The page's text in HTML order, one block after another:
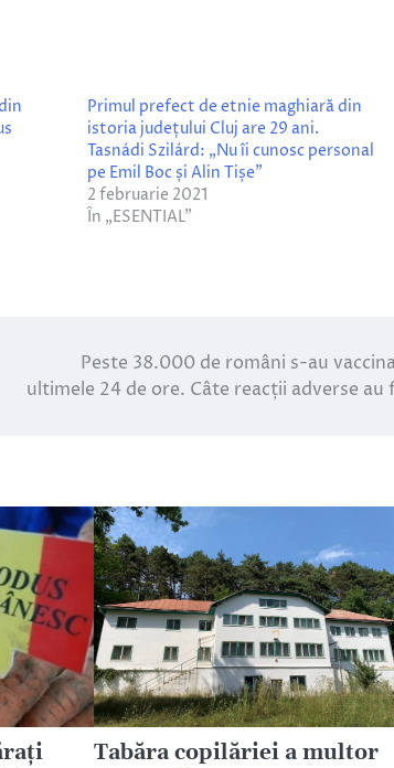
Primul prefect de etnie maghiară din
istoria județului Cluj are 29 ani.
Tasnádi Szilárd: „Nu îi cunosc personal
pe Emil Boc și Alin Tișe”
2 februarie 2021
În „ESENTIAL”
Peste 38.000 de români s-au
ultimele 24 de ore. Câte reacții adverse au
Tabăra copilăriei a multor